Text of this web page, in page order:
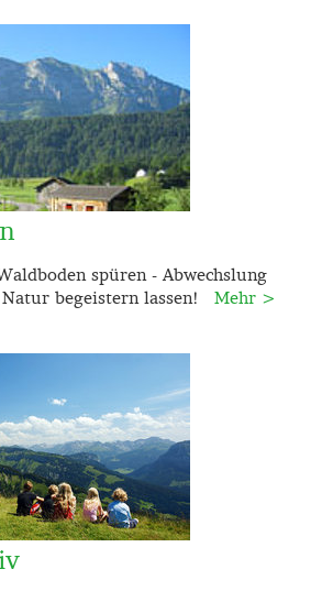
spüren - Abwechslung
begeistern lassen!
Mehr >